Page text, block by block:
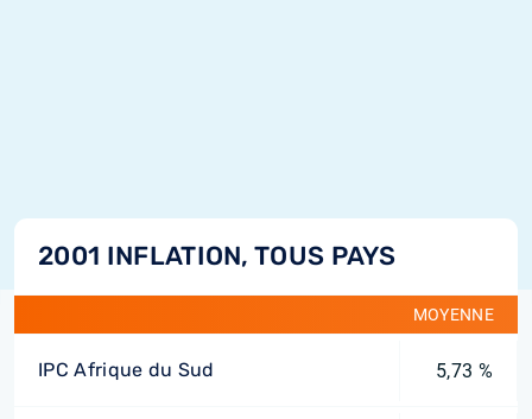
2001 INFLATION, TOUS PAYS
MOYENNE
IPC Afrique du Sud 5,73 %